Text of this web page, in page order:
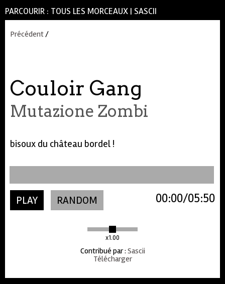
PARCOURIR : TOUS LES MORCEAUX | SASCII
Précédent/
Couloir Gang
Mutazione Zombi
bisoux du château bordel !
PLAY RANDOM
x1.00
05:50
00:00
Contribué par: Sascii
Télécharger